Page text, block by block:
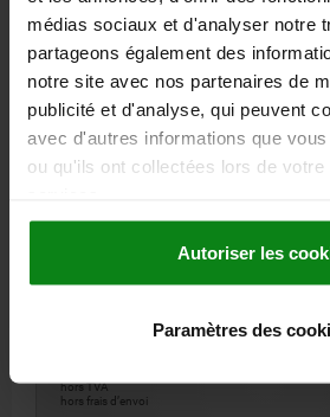
médias sociaux et d'analyser notre
partageons également des
notre site avec nos partenaires de
publicité et d'analyse, qui peuvent
avec d'autres informations que
ou qu'ils ont collectées lors de votre
Autoriser les
Paramètres des
MÂCHOIRE DE SERRAGE FORME:D
AVEC ALÉSAGE DE LOGEMENT,
MODÈLE 1=MORS SUPÉRIEUR
hors TVA
hors frais d’envoi